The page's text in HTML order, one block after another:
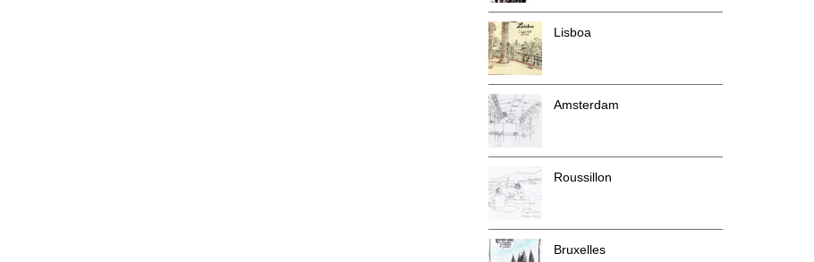
Lisboa
Amsterdam
Roussillon
Bruxelles